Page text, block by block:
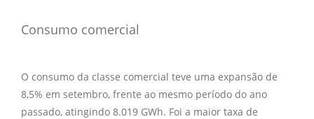
Consumo comercial
O consumo da classe comercial teve uma expansão de
8,5% em setembro, frente ao mesmo período do ano
passado, atingindo 8.019 GWh. Foi a maior taxa de